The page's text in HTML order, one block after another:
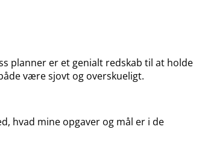
planner er et genialt redskab til at holde
være sjovt og overskueligt.
hvad mine opgaver og mål er i de